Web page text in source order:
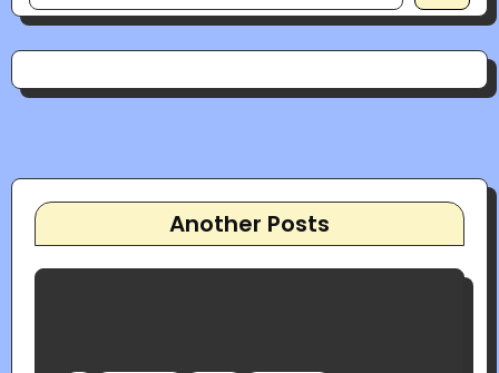
Another Posts